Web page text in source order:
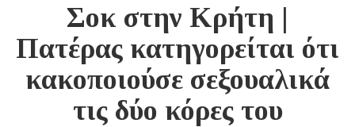
Σοκ στην Κρήτη |
Πατέρας κατηγορείται ότι
κακοποιούσε σεξουαλικά
τις δύο κόρες του